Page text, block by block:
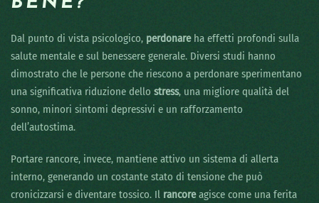
Dal punto di vista psicologico, perdonareha effetti profondi sulla
salute mentale e sul benessere generale. Diversi studi hanno
dimostrato che le persone che riescono a perdonare sperimentano
una significativa riduzione dello stress, una migliore qualità del
sonno, minori sintomi depressivi e un rafforzamento
dell’autostima.
Portare rancore, invece, mantiene attivo un sistema di allerta
interno, generando un costante stato di tensione che può
cronicizzarsi e diventare tossico. Il rancoreagisce come una ferita